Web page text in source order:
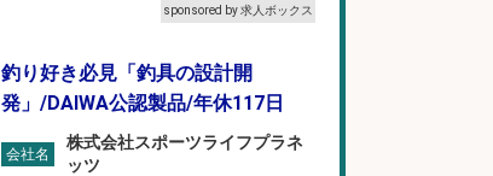
sponsored by 求人ボックス
釣り好き必見「釣具の設計開
発」/DAIWA公認製品/年休117日
会社名
株式会社スポーツライフプラネ
ッツ